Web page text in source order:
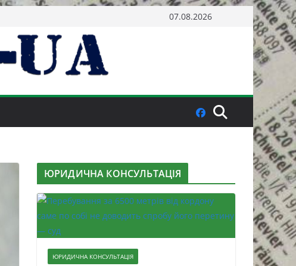
07.08.2026
ЮРИДИЧНА КОНСУЛЬТАЦІЯ
ЮРИДИЧНА КОНСУЛЬТАЦІЯ